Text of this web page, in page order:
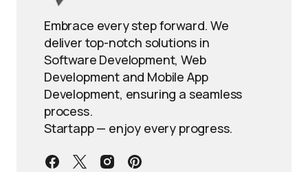
Embrace every step forward. We
deliver top-notch solutions in
Software Development, Web
Development and Mobile App
Development, ensuring a seamless
process.
Startapp — enjoy every progress.